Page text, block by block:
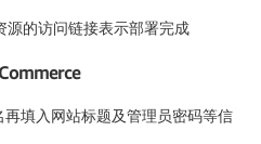
源的访问链接表示部署完成
填入网站标题及管理员密码等信